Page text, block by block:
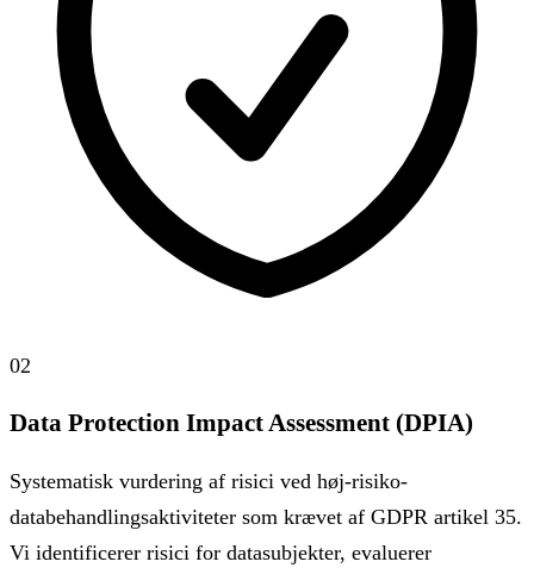
02
Data Protection Impact Assessment (DPIA)
Systematisk vurdering af risici ved høj-risiko-
databehandlingsaktiviteter som krævet af GDPR artikel 35.
Vi identificerer risici for datasubjekter, evaluerer